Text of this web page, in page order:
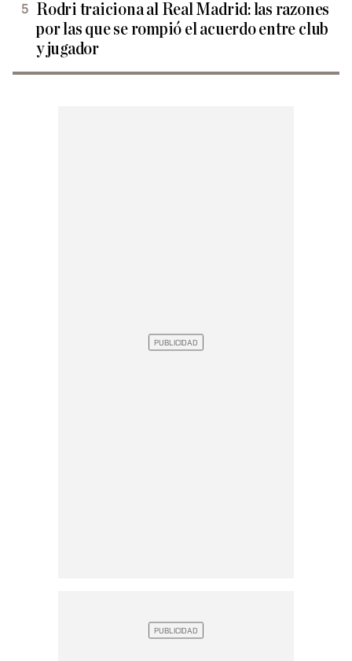
Rodri traiciona al Real Madrid: las razones
por las que se rompió el acuerdo entre club
y jugador